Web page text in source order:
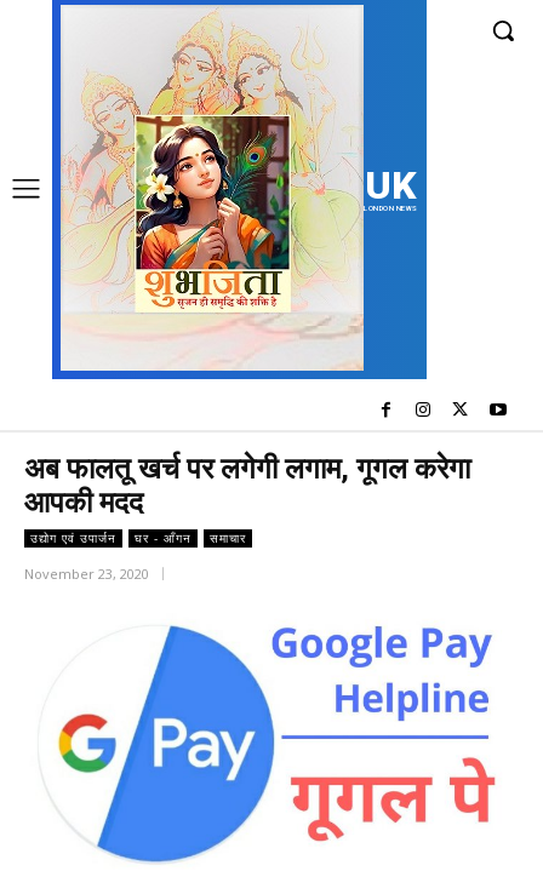
UK
LONDON NEWS
अब फालतू खर्च पर लगेगी लगाम, गूगल करेगा
आपकी मदद
उद्योग एवं उपार्जन घर - आँगन समाचार
November 23, 2020